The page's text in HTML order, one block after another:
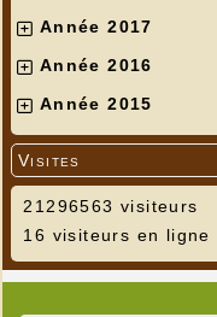
Année 2017
Année 2016
Année 2015
Visites
21296563 visiteurs
16 visiteurs en ligne